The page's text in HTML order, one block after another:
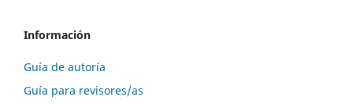
Información
Guía de autoría
Guía para revisores/as